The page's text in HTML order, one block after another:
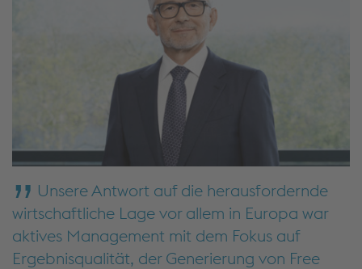
Unsere Antwort auf die herausfordernde
wirtschaftliche Lage vor allem in Europa war
aktives Management mit dem Fokus auf
Ergebnisqualität, der Generierung von Free